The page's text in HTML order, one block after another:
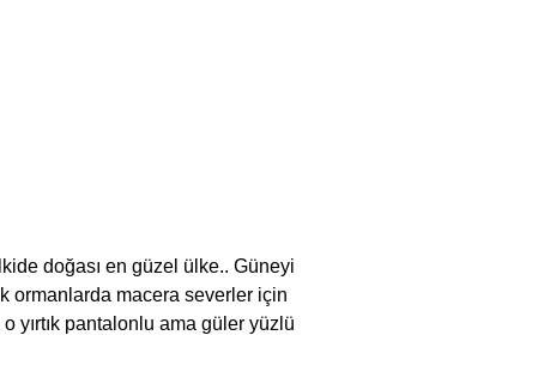
doğası en güzel ülke.. Güneyi
ormanlarda macera severler için
yırtık pantalonlu ama güler yüzlü